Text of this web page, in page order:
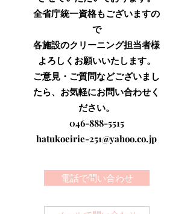
全省庁統一資格もございますの
で
各施設のクリーニング担当者様
よろしくお願いいたします。
ご意見・ご質問などございまし
たら、お気軽にお問い合わせく
ださい。
046-888-5515
hatukoeirie-251@yahoo.co.jp
電話で問い合わせ